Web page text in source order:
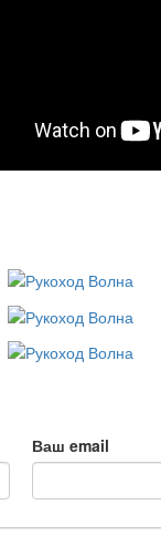
Ваш email